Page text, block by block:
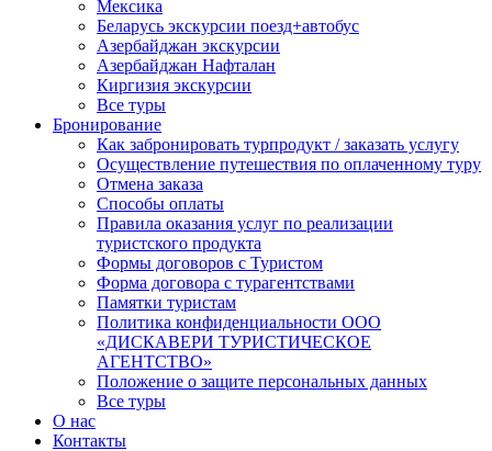
Мексика
Беларусь экскурсии поезд+автобус
Азербайджан экскурсии
Азербайджан Нафталан
Киргизия экскурсии
Все туры
Бронирование
Как забронировать турпродукт / заказать услугу
Осуществление путешествия по оплаченному туру
Отмена заказа
Способы оплаты
Правила оказания услуг по реализации
туристского продукта
Формы договоров с Туристом
Форма договора с турагентствами
Памятки туристам
Политика конфиденциальности ООО
«ДИСКАВЕРИ ТУРИСТИЧЕСКОЕ
АГЕНТСТВО»
Положение о защите персональных данных
Все туры
О нас
Контакты